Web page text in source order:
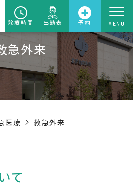
診療時間 出勤表 予約
急外来
医療 >救急外来
て